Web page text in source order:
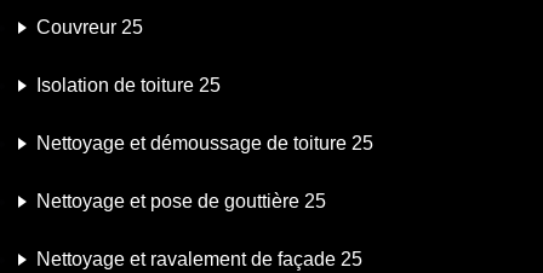
Couvreur 25
Isolation de toiture 25
Nettoyage et démoussage de toiture 25
Nettoyage et pose de gouttière 25
Nettoyage et ravalement de façade 25